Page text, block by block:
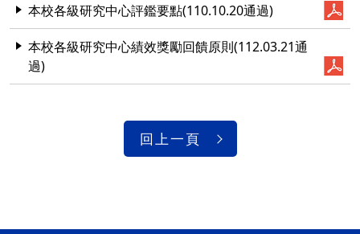
本校各級研究中心評鑑要點(110.10.20通過)
本校各級研究中心績效獎勵回饋原則(112.03.21通
過)
回上一頁